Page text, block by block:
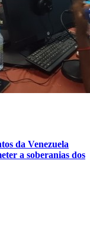
da Venezuela
a soberanias dos